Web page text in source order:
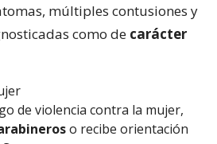
múltiples contusiones y
como de carácter
de violencia contra la mujer,
o recibe orientación